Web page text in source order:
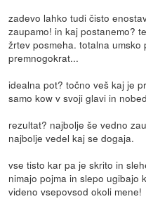
zadevo lahko tudi čisto
zaupamo! in kaj postanemo?
žrtev posmeha. totalna
premnogokrat...
idealna pot? točno veš kaj je
samo kow v svoji glavi in
rezultat? najbolje še vedno
najbolje vedel kaj se dogaja.
vse tisto kar pa je skrito in
nimajo pojma in slepo ugibajo
videno vsepovsod okoli mene!